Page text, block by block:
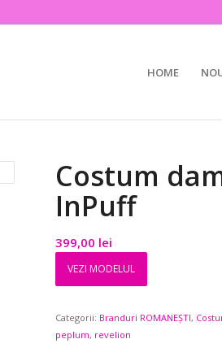
HOME
Costum
InPuff
399,00 lei
VEZI MODELUL
Categorii: Branduri ROMANEȘTI,
peplum, revelion